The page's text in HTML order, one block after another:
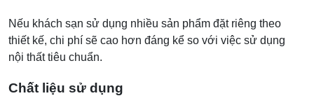
Nếu khách sạn sử dụng nhiều sản phẩm đặt riêng theo
thiết kế, chi phí sẽ cao hơn đáng kể so với việc sử dụng
nội thất tiêu chuẩn.
Chất liệu sử dụng